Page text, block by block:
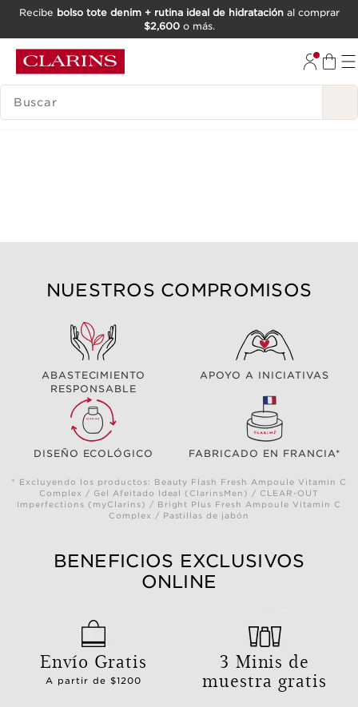
IR AL PIE DE PÁGINA
Recibe bolso tote denim + rutina ideal de hidrataciónal comprar
$2,600o más.
BUSCAR
NUESTROS COMPROMISOS
ABASTECIMIENTO
RESPONSABLE
APOYO A INICIATIVAS
DISEÑO ECOLÓGICO FABRICADO EN FRANCIA*
* Excluyendo los productos: Beauty Flash Fresh Ampoule Vitamin C
Complex / Gel Afeitado Ideal (ClarinsMen) / CLEAR-OUT
Imperfections (myClarins) / Bright Plus Fresh Ampoule Vitamin C
Complex / Pastillas de jabón
BENEFICIOS EXCLUSIVOS
ONLINE
Envío Gratis
A partir de $1200
3 Minis de
muestra gratis